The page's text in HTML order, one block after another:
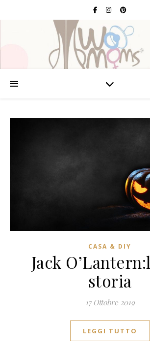
CASA & DIY
Jack
storia
17 Ottobre 2019
LEGGI TUTTO